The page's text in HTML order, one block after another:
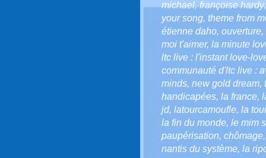
michael,françoise hardy
your song, theme from
étienne daho, ouverture,
moi t'aimer, la minute
ltc live : l'instant love-
communauté d'ltc live :
minds, new gold dream,
handicapées, la france,
jd, latourcamoufle, la
la fin du monde, le mim
paupérisation, chômage
nantis du système, la